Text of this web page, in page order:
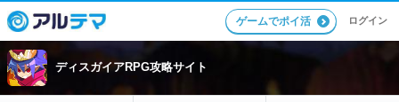
ゲームでポイ活 ログイン
ディスガイアRPG攻略サイト